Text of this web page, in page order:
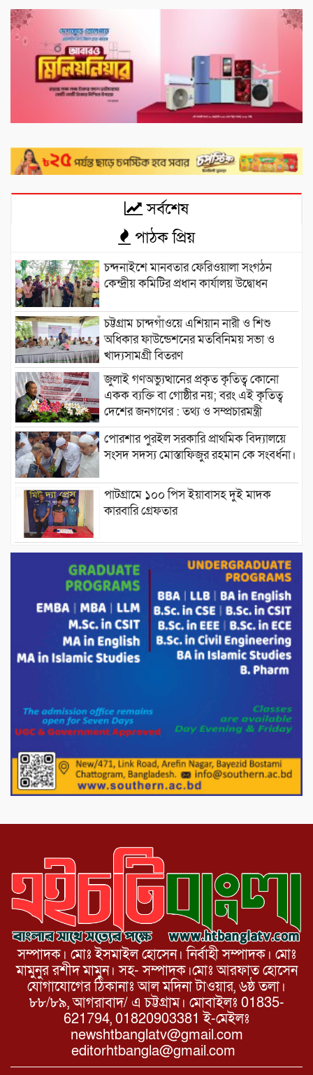
সর্বশেষ
পাঠক প্রিয়
চন্দনাইশে মানবতার ফেরিওয়ালা সংগঠন
কেন্দ্রীয় কমিটির প্রধান কার্যালয় উদ্বোধন
চট্টগ্রাম চান্দগাঁওয়ে এশিয়ান নারী ও শিশু
অধিকার ফাউন্ডেশনের মতবিনিময় সভা ও
খাদ্যসামগ্রী বিতরণ
জুলাই গণঅভ্যুত্থানের প্রকৃত কৃতিত্ব কোনো
একক ব্যক্তি বা গোষ্ঠীর নয়; বরং এই কৃতিত্ব
দেশের জনগণের : তথ্য ও সম্প্রচারমন্ত্রী
পোরশার পুরইল সরকারি প্রাথমিক বিদ্যালয়ে
সংসদ সদস্য মোস্তাফিজুর রহমান কে সংবর্ধনা।
পাটগ্রামে ১০০ পিস ইয়াবাসহ দুই মাদক
কারবারি গ্রেফতার
ড্যাবের ৩৭তম প্রতিষ্ঠাবার্ষিকীতে প্রধানমন্ত্রী
তারেক রহমান।
চন্দনাইশের হাশিমপুর ৪ নং ওয়ার্ডে ৫’শতাধিক
হতদরিদ্র পরিবারের মাঝে খাদ্যসামগ্রী বিতরণ
করেন মনজুর মোরশেদ
পরিবেশ রক্ষায় পাটগ্রামে ইহসান ইয়ুথ
মিরপুর-১১ নম্বরে দুর্বৃত্তদের গুলিতে বিএনপি
নেতা গুরুতর আহত
পাটগ্রামে চিকিৎসা সেবায় বীর মুক্তিযোদ্ধা দবির
উদ্দিন ফাউন্ডেশন
সম্পাদক। মোঃ ইসমাইল হোসেন। নির্বাহী সম্পাদক। মোঃ
মামুনুর রশীদ মামুন। সহ- সম্পাদক।মোঃ আরফাত হোসেন
যোগাযোগের ঠিকানাঃ আল মদিনা টাওয়ার, ৬ষ্ঠ তলা।
৮৮/৮৯, আগরাবাদ/ এ চট্টগ্রাম। মোবাইলঃ 01835-
621794, 01820903381 ই-মেইলঃ
newshtbanglatv@gmail.com
editorhtbangla@gmail.com